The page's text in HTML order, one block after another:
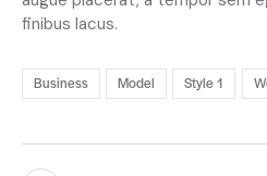
g
e
g
finibus lacus.
Business Model Style 1